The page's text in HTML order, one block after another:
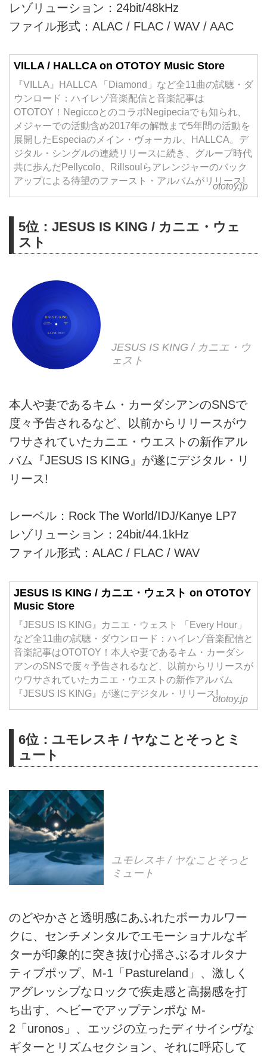
レゾリューション：24bit/48kHz
ファイル形式：ALAC / FLAC / WAV / AAC
VILLA / HALLCA on OTOTOY Music Store
『VILLA』HALLCA 「Diamond」など全11曲の試聴・ダ
ウンロード：ハイレゾ音楽配信と音楽記事は
OTOTOY！NegiccoとのコラボNegipeciaでも知られ、
メジャーでの活動含め2017年の解散まで5年間の活動を
展開したEspeciaのメイン・ヴォーカル、HALLCA。デ
ジタル・シングルの連続リリースに続き、グループ時代
共に歩んだPellycolo、Rillsoulらアレンジャーのバック
アップによる待望のファースト・アルバムがリリース!
ototoy.jp
5位：JESUS IS KING / カニエ・ウェ
スト
JESUS IS KING / カニエ・ウ
ェスト
本人や妻であるキム・カーダシアンのSNSで
度々予告されるなど、以前からリリースがウ
ワサされていたカニエ・ウエストの新作アル
バム『JESUS IS KING』が遂にデジタル・リ
リース!
レーベル：Rock The World/IDJ/Kanye LP7
レゾリューション：24bit/44.1kHz
ファイル形式：ALAC / FLAC / WAV
JESUS IS KING / カニエ・ウェスト on OTOTOY
Music Store
『JESUS IS KING』カニエ・ウェスト 「Every Hour」
など全11曲の試聴・ダウンロード：ハイレゾ音楽配信と
音楽記事はOTOTOY！本人や妻であるキム・カーダシ
アンのSNSで度々予告されるなど、以前からリリースが
ウワサされていたカニエ・ウエストの新作アルバム
『JESUS IS KING』が遂にデジタル・リリース!
ototoy.jp
6位：ユモレスキ / ヤなことそっとミ
ュート
ユモレスキ / ヤなことそっと
ミュート
のどやかさと透明感にあふれたボーカルワー
クに、センチメンタルでエモーショナルなギ
ターが印象的に突き抜け心揺さぶるオルタナ
ティブポップ、M-1「Pastureland」、激しく
アグレッシブなロックで疾走感と高揚感を打
ち出す、ヘビーでアップテンポな M-
2「uronos」、エッジの立ったディサイシヴな
ギターとリズムセクション、それに呼応して